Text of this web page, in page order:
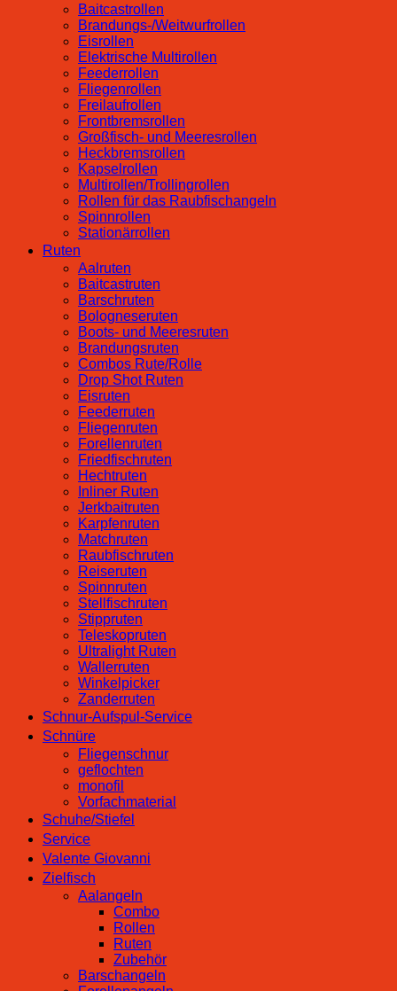
Baitcastrollen
Brandungs-/Weitwurfrollen
Eisrollen
Elektrische Multirollen
Feederrollen
Fliegenrollen
Freilaufrollen
Frontbremsrollen
Großfisch- und Meeresrollen
Heckbremsrollen
Kapselrollen
Multirollen/Trollingrollen
Rollen für das Raubfischangeln
Spinnrollen
Stationärrollen
Ruten
Aalruten
Baitcastruten
Barschruten
Bologneseruten
Boots- und Meeresruten
Brandungsruten
Combos Rute/Rolle
Drop Shot Ruten
Eisruten
Feederruten
Fliegenruten
Forellenruten
Friedfischruten
Hechtruten
Inliner Ruten
Jerkbaitruten
Karpfenruten
Matchruten
Raubfischruten
Reiseruten
Spinnruten
Stellfischruten
Stippruten
Teleskopruten
Ultralight Ruten
Wallerruten
Winkelpicker
Zanderruten
Schnur-Aufspul-Service
Schnüre
Fliegenschnur
geflochten
monofil
Vorfachmaterial
Schuhe/Stiefel
Service
Valente Giovanni
Zielfisch
Aalangeln
Combo
Rollen
Ruten
Zubehör
Barschangeln